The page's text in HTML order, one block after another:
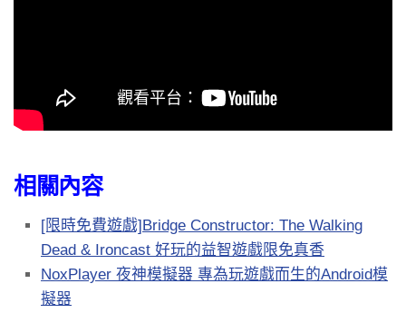
相關內容
[限時免費遊戲]Bridge Constructor: The Walking
Dead & Ironcast 好玩的益智遊戲限免真香
NoxPlayer 夜神模擬器 專為玩遊戲而生的Android模
擬器